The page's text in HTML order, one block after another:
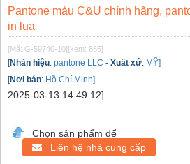
Pantone màu C&U chính hãng,
in lụa
[Mã: G-59740-10] [xem: 865]
[Nhãn hiệu: pantone LLC - Xuất xứ: MỸ]
[Nơi bán: Hồ Chí Minh]
2025-03-13 14:49:12]
Chọn sản phẩm để
Liên hệ nhà cung cấp